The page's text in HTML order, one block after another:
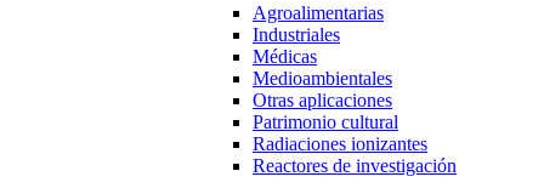
Agroalimentarias
Industriales
Médicas
Medioambientales
Otras aplicaciones
Patrimonio cultural
Radiaciones ionizantes
Reactores de investigación